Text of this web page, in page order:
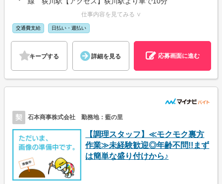
仕事内容を見てみる ∨
交通費支給 日払い・週払い
キープする 詳細を見る 応募画面に進む
契 石本商事株式会社 勤務地：藍の里
【調理スタッフ】≪モクモク裏方
作業≫未経験歓迎◎年齢不問!!まず
は簡単な盛り付けから♪